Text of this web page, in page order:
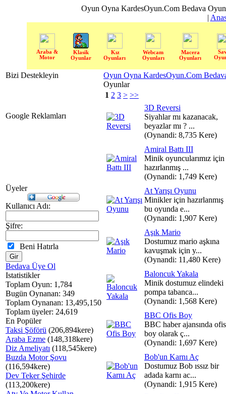
Oyun Oyna KardesOyun.Com Bedava
|
Araba &
Motor
Klasik
Oyunlar
Kız
Oyunları
Webcam
Oyunları
Macera
Oyunları
Bizi Destekleyin
Google Reklamları
Üyeler
Kullanıcı Adı:
Şifre:
Beni Hatırla
Bedava Üye Ol
Istatistikler
Toplam Oyun: 1,784
Bugün Oynanan: 349
Toplam Oynanan: 13,495,150
Toplam üyeler: 24,619
En Popüler
Taksi Şöförü (206,894kere)
Araba Ezme (148,318kere)
Diz Ameliyatı (118,545kere)
Buzda Motor Şovu
(116,594kere)
Dev Teker Şehirde
(113,200kere)
Oyun Oyna KardesOyun.Com
Oyunlar
1 2 3 > >>
3D Reversi
Siyahlar mı kazanacak,
beyazlar mı ? ...
(Oynandi: 8,735 Kere)
Amiral Battı III
Minik oyuncularımız için
hazırlanmış ...
(Oynandi: 1,749 Kere)
At Yarışı Oyunu
Minikler için hazırlanmış
bu oyunda e...
(Oynandi: 1,907 Kere)
Aşık Mario
Dostumuz mario aşkına
kavuşmak için y...
(Oynandi: 11,480 Kere)
Baloncuk Yakala
Minik dostumuz elindeki
pompa tabanca...
(Oynandi: 1,568 Kere)
BBC Ofis Boy
BBC haber ajansında ofis
boy olarak ç...
(Oynandi: 1,697 Kere)
Bob'un Karnı Aç
Dostumuz Bob ıssız bir
adada karnı ac...
(Oynandi: 1,915 Kere)